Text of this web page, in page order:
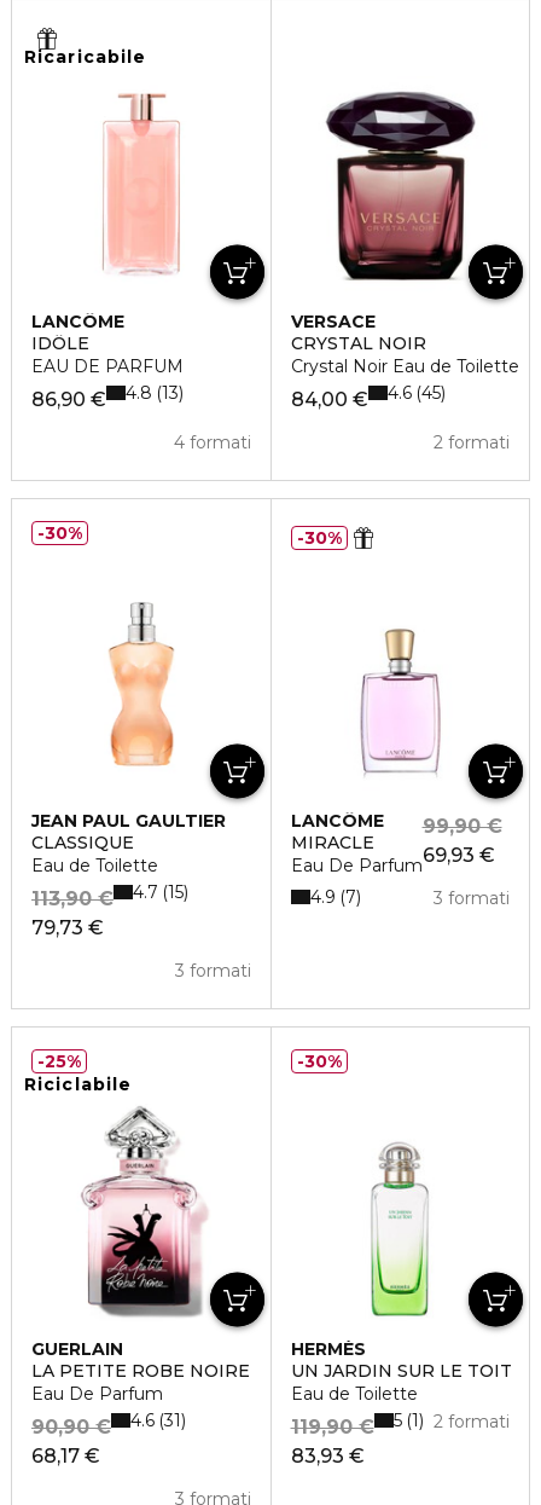
Ricaricabile
LANCÔME
IDÔLE
EAU DE PARFUM
86,90 €
4 formati
4.8 13
VERSACE
CRYSTAL NOIR
Crystal Noir Eau de Toilette
84,00 €
2 formati
4.6 45
JEAN PAUL GAULTIER
CLASSIQUE
Eau de Toilette
79,73 €
113,90 €
3 formati
4.7 15
30%
LANCÔME
MIRACLE
Eau De Parfum69,93 €
99,90 €
3 formati
4.9 7
30%
Riciclabile
GUERLAIN
LA PETITE ROBE NOIRE
Eau De Parfum
68,17 €
90,90 €
3 formati
4.6 31
25%
HERMÈS
UN JARDIN SUR LE TOIT
Eau de Toilette
83,93 €
119,90 € 2 formati
5 1
30%